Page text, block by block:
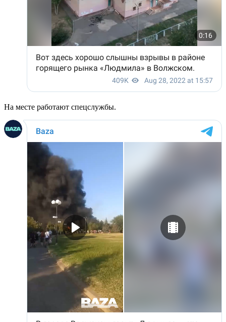
На месте работают спецслужбы.